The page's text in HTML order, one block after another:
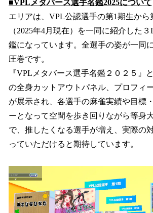
■VPLメタバース選手名鑑2025について
エリアは、VPL公認選手の第1期生から
（2025年4月現在）を一同に紹介した
鑑になっています。全選手の姿が一同
圧巻です。
『VPLメタバース選手名鑑２０２５』
の全身カットアウトパネル、プロフィ
が展示され、各選手の麻雀実績や目標
ーとなって空間を歩き回りながら等身
で、推したくなる選手が増え、実際の
っていただけると期待しています。